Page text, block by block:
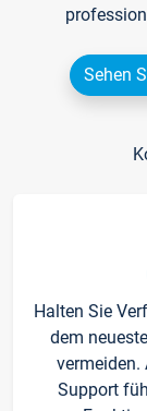
Sehen
Halten Sie
dem
vermeiden.
Support